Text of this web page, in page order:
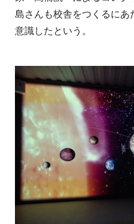
島さんも校舎をつくるにあ
意識したという。